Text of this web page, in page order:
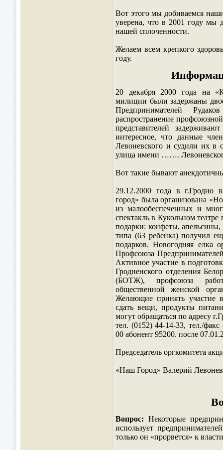
Вот этого мы добиваемся
уверена, что в 2001 году мы
нашей сплоченности.
Желаем всем крепкого
году.
20 декабря 2000 года на
милиции были задержаны
Предпринимателей
распространение
представителей
интересное, что данные
Левоневского и судили их в
улица имени …….
Вот такие бывают
29.12.2000 года в г.Гродно
город» была организована
из малообеспеченных и
спектакль в Кукольном
подарки: конфеты,
типа (63 ребенка) получил
подарков. Новогодняя елка
Профсоюза
Активное участие в
Гродненского отделения
(БОТЖ), профсоюза
общественной женской
Желающие принять участие
сдать вещи, продукты
могут обращаться по адресу
тел. (0152) 44-14-33, тел./
00 абонент 95200. после
Председатель оргкомитета
«Наш Город» Валерий
Вопрос: Некоторые
использует
только он «прорвется» к